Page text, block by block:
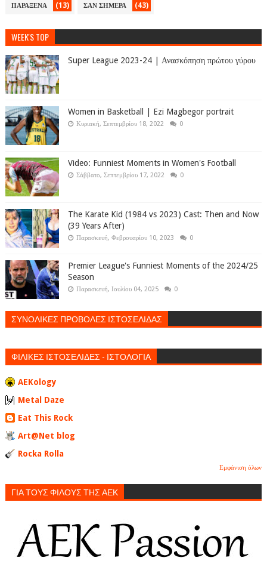
ΠΑΡΑΞΕΝΑ (13) ΣΑΝ ΣΗΜΕΡΑ (43)
WEEK'S TOP
Super League 2023-24 | Ανασκόπηση πρώτου γύρου
Women in Basketball | Ezi Magbegor portrait
Κυριακή, Σεπτεμβρίου 18, 2022 0
Video: Funniest Moments in Women's Football
Σάββατο, Σεπτεμβρίου 17, 2022 0
The Karate Kid (1984 vs 2023) Cast: Then and Now
(39 Years After)
Παρασκευή, Φεβρουαρίου 10, 2023 0
Premier League's Funniest Moments of the 2024/25
Season
Παρασκευή, Ιουλίου 04, 2025 0
ΣΥΝΟΛΙΚΕΣ ΠΡΟΒΟΛΕΣ ΙΣΤΟΣΕΛΙΔΑΣ
ΦΙΛΙΚΕΣ ΙΣΤΟΣΕΛΙΔΕΣ - ΙΣΤΟΛΟΓΙΑ
AEKology
Metal Daze
Eat This Rock
Art@Net blog
Rocka Rolla
Εμφάνιση όλων
ΓΙΑ ΤΟΥΣ ΦΙΛΟΥΣ ΤΗΣ ΑΕΚ